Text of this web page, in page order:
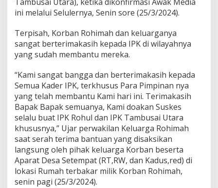
b
a
a
r
a
n
u
m
a
Tambusai Utara), ketika dikonfirmasi Awak Media
ini melalui Selulernya, Senin sore (25/3/2024).
Terpisah, Korban Rohimah dan keluarganya
sangat berterimakasih kepada IPK di wilayahnya
yang sudah membantu mereka.
“Kami sangat bangga dan berterimakasih kepada
Semua Kader IPK, terkhusus Para Pimpinan nya
yang telah membantu Kami hari ini. Terimakasih
Bapak Bapak semuanya, Kami doakan Suskes
selalu buat IPK Rohul dan IPK Tambusai Utara
khususnya,” Ujar perwakilan Keluarga Rohimah
saat serah terima bantuan yang disaksikan
langsung oleh pihak keluarga Korban beserta
Aparat Desa Setempat (RT,RW, dan Kadus,red) di
lokasi Rumah terbakar milik Korban Rohimah,
senin pagi (25/3/2024).